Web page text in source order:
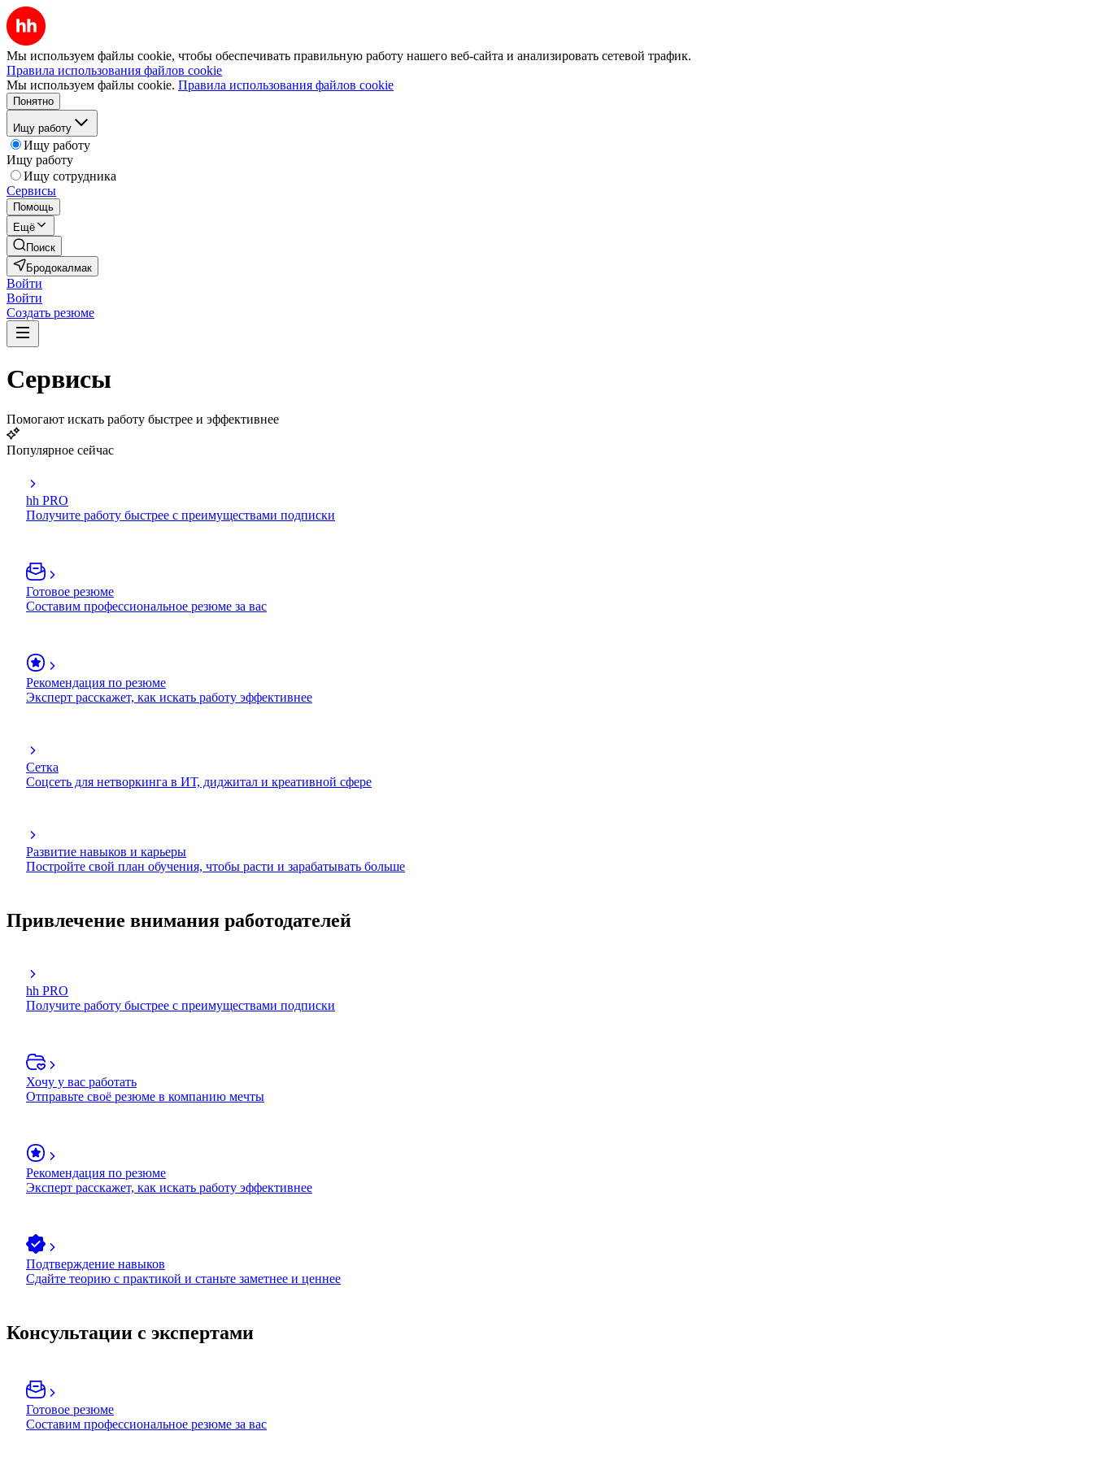
Мы используем файлы cookie, чтобы обеспечивать правильную работу нашего веб-сайта и анализировать сетевой трафик.
Правила использования файлов cookie
Мы используем файлы cookie. Правила использования файлов cookie
Понятно
Ищу работу
Ищу работу
Ищу работу
Ищу сотрудника
Сервисы
Помощь
Ещё
Поиск
Бродокалмак
Войти
Войти
Создать резюме
Сервисы
Помогают искать работу быстрее и эффективнее
Популярное сейчас
hh PRO
Получите работу быстрее с преимуществами подписки
Готовое резюме
Составим профессиональное резюме за вас
Рекомендация по резюме
Эксперт расскажет, как искать работу эффективнее
Сетка
Соцсеть для нетворкинга в ИТ, диджитал и креативной сфере
Развитие навыков и карьеры
Постройте свой план обучения, чтобы расти и зарабатывать больше
Привлечение внимания работодателей
hh PRO
Получите работу быстрее с преимуществами подписки
Хочу у вас работать
Отправьте своё резюме в компанию мечты
Рекомендация по резюме
Эксперт расскажет, как искать работу эффективнее
Подтверждение навыков
Сдайте теорию с практикой и станьте заметнее и ценнее
Консультации с экспертами
Готовое резюме
Составим профессиональное резюме за вас